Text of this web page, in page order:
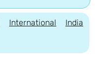
International India